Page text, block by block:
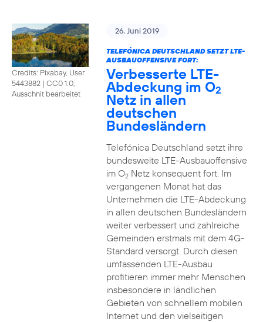
Credits: Pixabay, User
5443882 | CC0 1.0,
Ausschnit bearbeitet
26. Juni 2019
TELEFÓNICA DEUTSCHLAND SETZT LTE-
AUSBAUOFFENSIVE FORT:
Verbesserte LTE-
Abdeckung im O2
Netz in allen
deutschen
Bundesländern
Telefónica Deutschland setzt ihre
bundesweite LTE-Ausbauoffensive
im O2Netz konsequent fort. Im
vergangenen Monat hat das
Unternehmen die LTE-Abdeckung
in allen deutschen Bundesländern
weiter verbessert und zahlreiche
Gemeinden erstmals mit dem 4G-
Standard versorgt. Durch diesen
umfassenden LTE-Ausbau
profitieren immer mehr Menschen
insbesondere in ländlichen
Gebieten von schnellem mobilen
Internet und den vielseitigen